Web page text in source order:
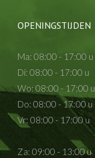
OPENINGSTIJDEN
Ma: 08:00 - 17:00 u
Di: 08:00 - 17:00 u
Wo: 08:00 - 17:00 u
Do: 08:00 - 17:00 u
Vr: 08:00 - 17:00 u
Za: 09:00 - 13:00 u